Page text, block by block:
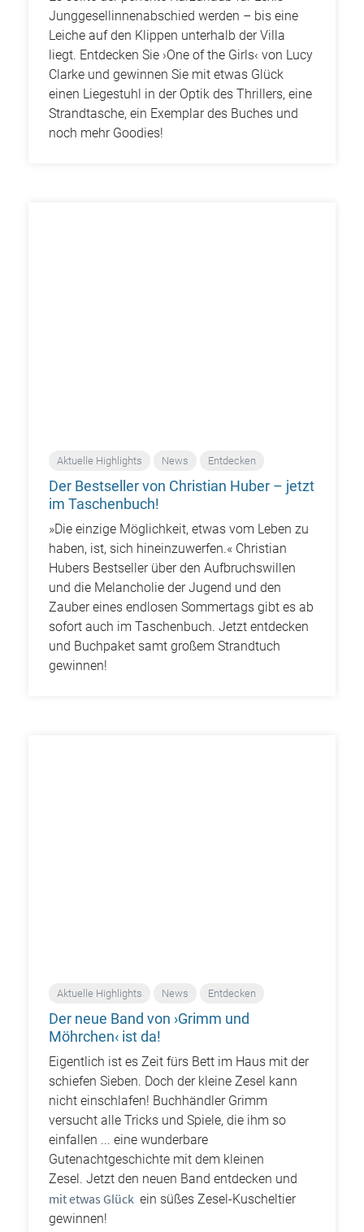
Junggesellinnenabschied werden – bis eine
Leiche auf den Klippen unterhalb der Villa
liegt. Entdecken Sie ›One of the Girls‹ von Lucy
Clarke und gewinnen Sie mit etwas Glück
einen Liegestuhl in der Optik des Thrillers, eine
Strandtasche, ein Exemplar des Buches und
noch mehr Goodies!
Aktuelle Highlights News Entdecken
Der Bestseller von Christian Huber – jetzt
im Taschenbuch!
»Die einzige Möglichkeit, etwas vom Leben zu
haben, ist, sich hineinzuwerfen.« Christian
Hubers Bestseller über den Aufbruchswillen
und die Melancholie der Jugend und den
Zauber eines endlosen Sommertags gibt es ab
sofort auch im Taschenbuch. Jetzt entdecken
und Buchpaket samt großem Strandtuch
gewinnen!
Aktuelle Highlights News Entdecken
Der neue Band von ›Grimm und
Möhrchen‹ ist da!
Eigentlich ist es Zeit fürs Bett im Haus mit der
schiefen Sieben. Doch der kleine Zesel kann
nicht einschlafen! Buchhändler Grimm
versucht alle Tricks und Spiele, die ihm so
einfallen ... eine wunderbare
Gutenachtgeschichte mit dem kleinen
Zesel. Jetzt den neuen Band entdecken und
mit etwas Glück ein süßes Zesel-Kuscheltier
gewinnen!